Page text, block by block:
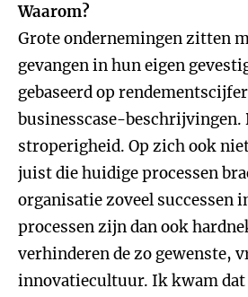
Waarom?
Grote ondernemingen zitten
gevangen in hun eigen
gebaseerd op
businesscase-beschrijvingen.
stroperigheid. Op zich ook
juist die huidige processen
organisatie zoveel successen
processen zijn dan ook
verhinderen de zo gewenste,
innovatiecultuur. Ik kwam dat